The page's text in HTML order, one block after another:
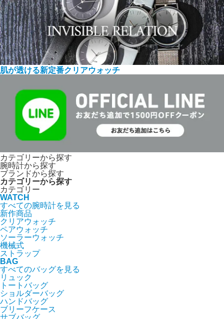
肌が透ける新定番クリアウォッチ
カテゴリーから探す
腕時計から探す
ブランドから探す
カテゴリーから探す
カテゴリー
WATCH
すべての腕時計を見る
新作商品
クリアウォッチ
ペアウォッチ
ソーラーウォッチ
機械式
ストラップ
BAG
すべてのバッグを見る
リュック
トートバッグ
ショルダーバッグ
ハンドバッグ
ブリーフケース
サブバッグ